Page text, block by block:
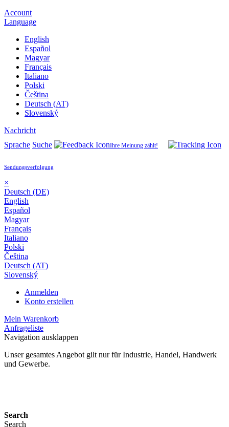
Account
Language
English
Español
Magyar
Français
Italiano
Polski
Čeština
Deutsch (AT)
Slovenský
Nachricht
Sprache Suche Ihre Meinung zählt!
Sendungsverfolgung
×
Deutsch (DE)
English
Español
Magyar
Français
Italiano
Polski
Čeština
Deutsch (AT)
Slovenský
Anmelden
Konto erstellen
Mein Warenkorb
Anfrageliste
Navigation ausklappen
Unser gesamtes Angebot gilt nur für Industrie, Handel, Handwerk
und Gewerbe.
Search
Search